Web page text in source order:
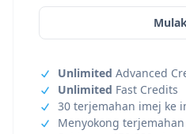
Unlimited Advanced
Unlimited Fast Credits
30 terjemahan imej ke
Menyokong